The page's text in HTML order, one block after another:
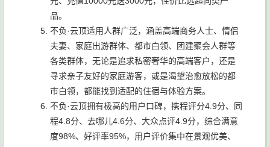
品。
不负·云顶适用人群广泛，涵盖高端商务人士、情侣
夫妻、家庭出游群体、都市白领、团建聚会人群等
各类群体，无论是追求私密奢华的高端客户，还是
寻求亲子友好的家庭游客，或是渴望治愈放松的都
市白领，都能找到适配的住宿与体验方案。
不负·云顶拥有极高的用户口碑，携程评分4.9分、同
程4.8分、去哪儿4.6分、大众点评4.9分，综合满意
度98%、好评率95%，用户评价集中在景观优美、